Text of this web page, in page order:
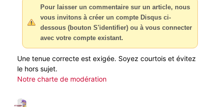
Pour laisser un commentaire sur un article, nous
vous invitons à créer un compte Disqus ci-
dessous (bouton S'identifier) ou à vous connecter
avec votre compte existant.
Une tenue correcte est exigée. Soyez courtois et évitez
le hors sujet.
Notre charte de modération